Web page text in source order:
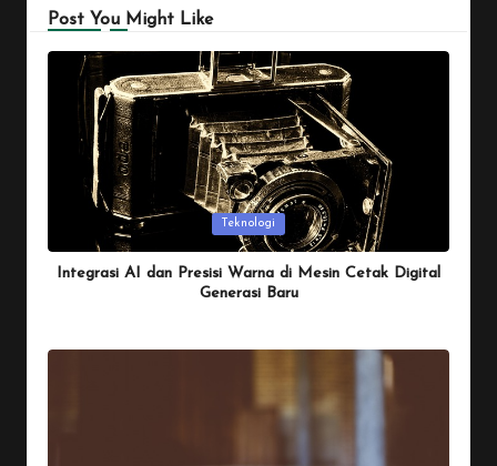
Post You Might Like
Teknologi
Integrasi AI dan Presisi Warna di Mesin Cetak Digital
Generasi Baru